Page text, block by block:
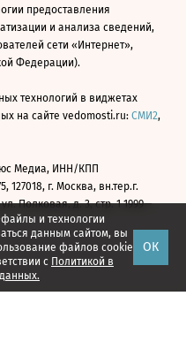
и технологии
данным сайтом, вы
файлов cookie
с Политикой в
ОК
предоставления
и анализа сведений,
сети «Интернет»,
Федерации).
технологий в виджетах
на сайте vedomosti.ru: СМИ2,
Медиа, ИНН/КПП
127018, г. Москва, вн.тер.г.
Полковая, д. 3, стр. 1 1999—